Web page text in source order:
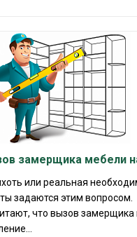
замерщика мебели
или реальная
задаются этим вопросом.
что вызов замерщика